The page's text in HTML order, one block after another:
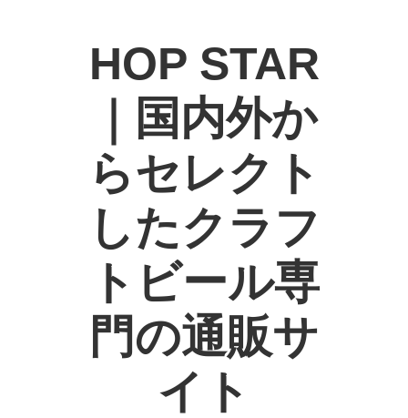
HOP STAR
｜国内外か
らセレクト
したクラフ
トビール専
門の通販サ
イト